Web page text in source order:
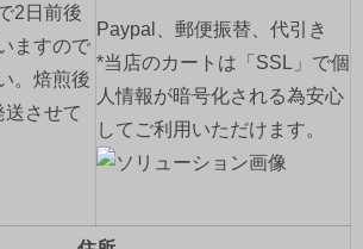
2日前後
ますので
。焙煎後
させて
Paypal、郵便振替、代引き
*当店のカートは「SSL」で個
人情報が暗号化される為安心
してご利用いただけます。